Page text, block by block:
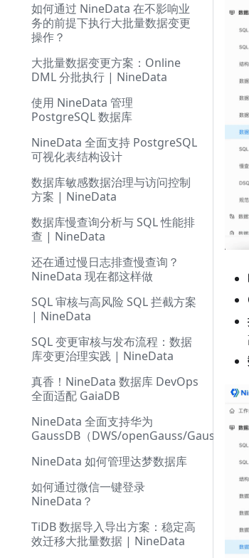
如何通过 NineData 在不影响业
务的前提下执行大批量数据变更
操作？
大批量数据变更方案：Online
DML 分批执行 | NineData
使用 NineData 管理
PostgreSQL 数据库
NineData 全面支持 PostgreSQL
可视化表结构设计
数据库敏感数据治理与访问控制
方案 | NineData
数据库慢查询分析与 SQL 性能排
查 | NineData
还在通过慢日志排查慢查询？
NineData 现在都这样做
SQL 审核与高风险 SQL 拦截方案
| NineData
SQL 变更审核与发布流程：数据
库变更治理实践 | NineData
真香！NineData 数据库 DevOps
全面适配 GaiaDB
NineData 全面支持华为
GaussDB（DWS/openGauss/GaussDB）
NineData 如何管理达梦数据库
如何通过微信一键登录
NineData？
TiDB 数据导入导出方案：稳定高
效迁移大批量数据 | NineData